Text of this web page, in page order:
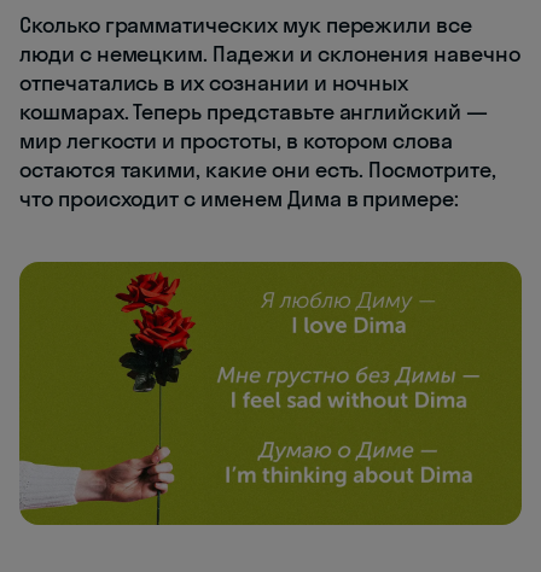
Сколько грамматических мук пережили все
люди с немецким. Падежи и склонения навечно
отпечатались в их сознании и ночных
кошмарах. Теперь представьте английский —
мир легкости и простоты, в котором слова
остаются такими, какие они есть. Посмотрите,
что происходит с именем Дима в примере: